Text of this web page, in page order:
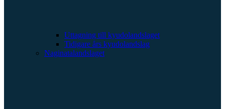
Uttagning till kyudolandslaget
Tidigare års kyudolandslag
Naginatalandslaget